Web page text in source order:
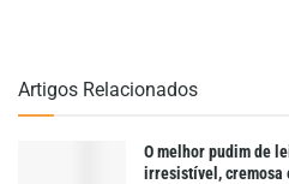
Artigos Relacionados
O melhor pudim de
irresistível, cremosa